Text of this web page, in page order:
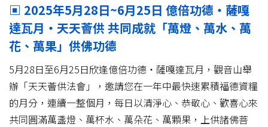
▣ 2025年5月28日~6月25日 億倍功德‧薩嘎
達瓦月‧天天薈供 共同成就「萬燈、萬水、萬
花、萬果」供佛功德
5月28日至6月25日欣逢億倍功德‧薩嘎達瓦月，觀音山舉
辦「天天薈供法會」，邀請您在一年中最快速累積福德資糧
的月分，連續一整個月，每日以清淨心、恭敬心、歡喜心來
共同圓滿萬盞燈、萬杯水、萬朵花、萬顆果，上供諸佛菩